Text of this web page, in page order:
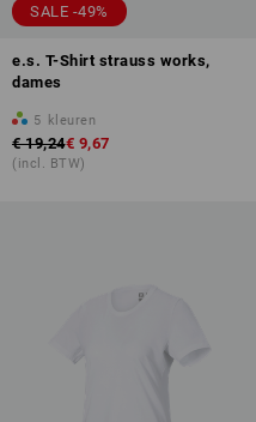
SALE -49%
e.s. T-Shirt strauss works,
dames
5 kleuren
€ 19,24€ 9,67
(incl. BTW)